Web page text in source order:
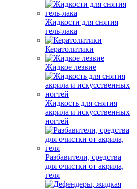
Жидкости для снятия
гель-лака
Кератолитики
Жидкое лезвие
Жидкость для снятия
акрила и искусственных
ногтей
Разбавители, средства
для очистки от акрила,
геля